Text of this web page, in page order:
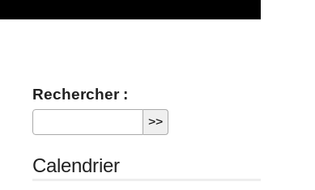
Rechercher :
Calendrier